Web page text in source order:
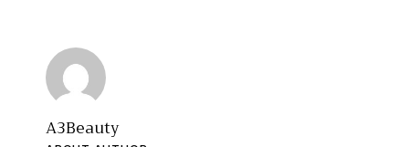
A3Beauty